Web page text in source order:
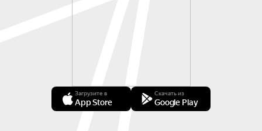
Загрузите в
App Store
Скачать из
Google Play